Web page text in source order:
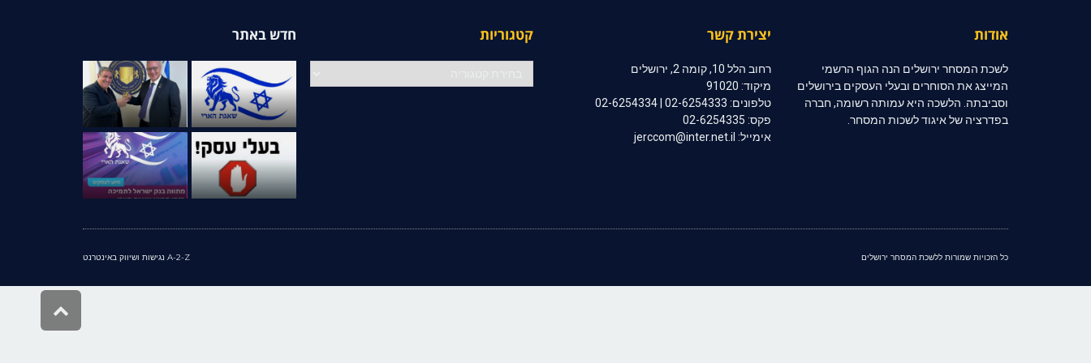
אודות
לשכת המסחר ירושלים הנה הגוף הרשמי
המייצג את הסוחרים ובעלי העסקים בירושלים
וסביבתה. הלשכה היא עמותה רשומה, חברה
בפדרציה של איגוד לשכות המסחר.
יצירת קשר
רחוב הלל 10, קומה 2, ירושלים
מיקוד: 91020
טלפונים: 02-6254333 | 02-6254334
פקס: 02-6254335
אימייל: jerccom@inter.net.il
קטגוריות חדש באתר
A-2-Z נגישות ושיווק באינטרנט כל הזכויות שמורות ללשכת המסחר ירושלים
לראש